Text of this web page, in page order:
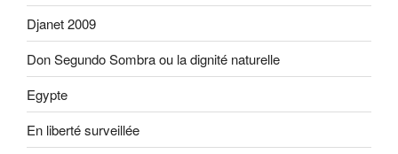
Djanet 2009
Don Segundo Sombra ou la dignité naturelle
Egypte
En liberté surveillée